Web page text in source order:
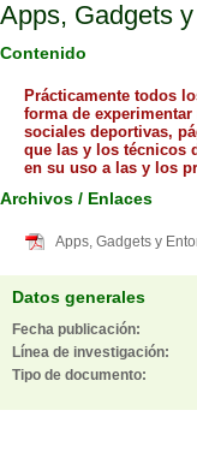
Apps, Gadgets
Contenido
Prácticamente todos
forma de
sociales deportivas,
que las y los técnicos
en su uso a las y los
Archivos / Enlaces
Apps, Gadgets y
Datos generales
Fecha publicación:
Línea de investigación:
Tipo de documento: